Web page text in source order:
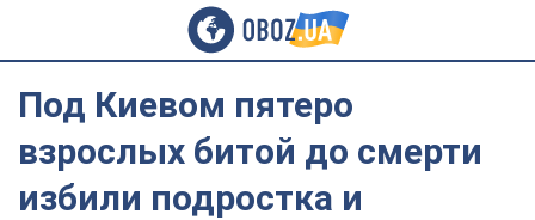
Под Киевом пятеро
взрослых битой до смерти
избили подростка и